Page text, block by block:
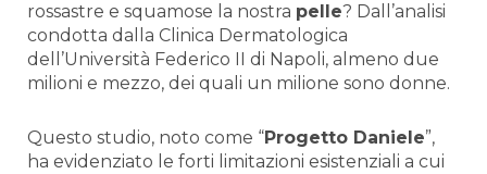
rossastre e squamose la nostra pelle? Dall’analisi
condotta dalla Clinica Dermatologica
dell’Università Federico II di Napoli, almeno due
milioni e mezzo, dei quali un milione sono donne.
Questo studio, noto come “Progetto Daniele”,
ha evidenziato le forti limitazioni esistenziali a cui